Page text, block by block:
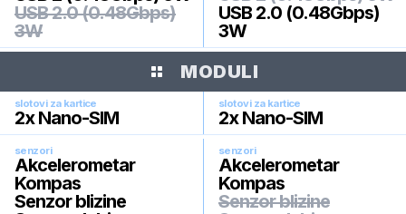
USB 2.0 (0.48Gbps)
3W
USB 2.0 (0.48Gbps)
3W
MODULI
slotovi za kartice
2x Nano-SIM
slotovi za kartice
2x Nano-SIM
senzori
Akcelerometar
Kompas
Senzor blizine
senzori
Akcelerometar
Kompas
Senzor blizine